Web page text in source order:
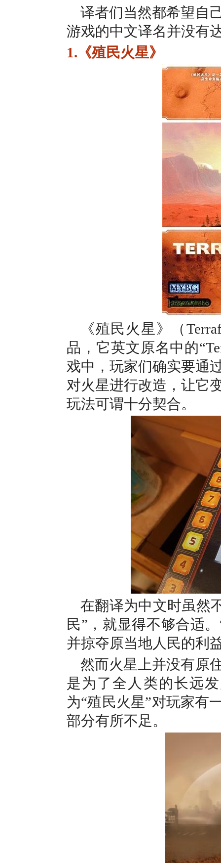
译者们当然都希望自
游戏的中文译名并没有
1.《殖民火星》
《殖民火星》（
品，它英文原名中的
戏中，玩家们确实要通
对火星进行改造，让它
玩法可谓十分契合。
在翻译为中文时虽然
民”，就显得不够合适
并掠夺原当地人民的利
然而火星上并没有原
是为了全人类的长远
为“殖民火星”对玩家有
部分有所不足。